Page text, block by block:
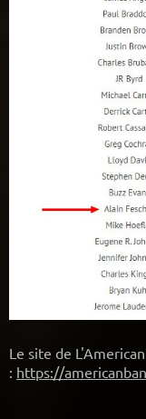
Le site de
: https://